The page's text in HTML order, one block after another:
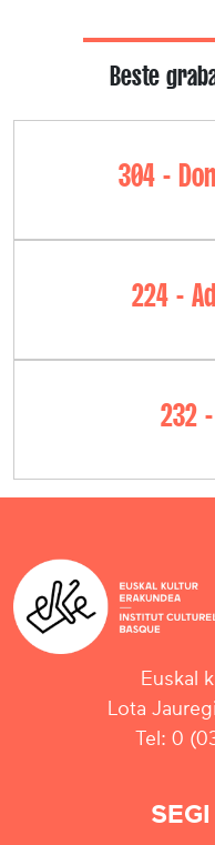
Beste
304 -
224 -
232
Euskal
Lota
Tel: 0